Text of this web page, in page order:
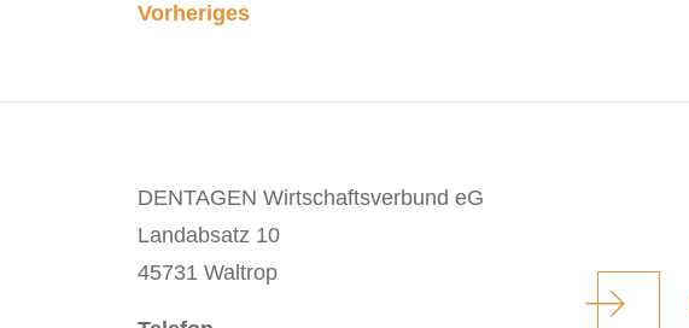
Vorheriges
DENTAGEN Wirtschaftsverbund eG
Landabsatz 10
45731 Waltrop